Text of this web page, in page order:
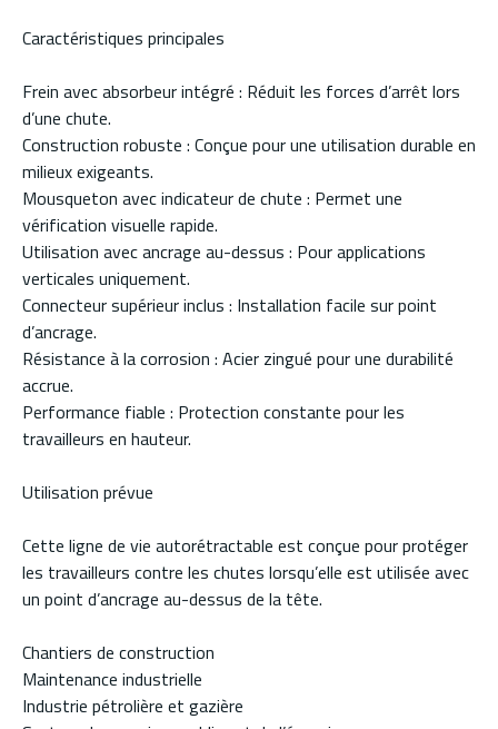
Caractéristiques principales
Frein avec absorbeur intégré : Réduit les forces d’arrêt lors
d’une chute.
Construction robuste : Conçue pour une utilisation durable en
milieux exigeants.
Mousqueton avec indicateur de chute : Permet une
vérification visuelle rapide.
Utilisation avec ancrage au-dessus : Pour applications
verticales uniquement.
Connecteur supérieur inclus : Installation facile sur point
d’ancrage.
Résistance à la corrosion : Acier zingué pour une durabilité
accrue.
Performance fiable : Protection constante pour les
travailleurs en hauteur.
Utilisation prévue
Cette ligne de vie autorétractable est conçue pour protéger
les travailleurs contre les chutes lorsqu’elle est utilisée avec
un point d’ancrage au-dessus de la tête.
Chantiers de construction
Maintenance industrielle
Industrie pétrolière et gazière